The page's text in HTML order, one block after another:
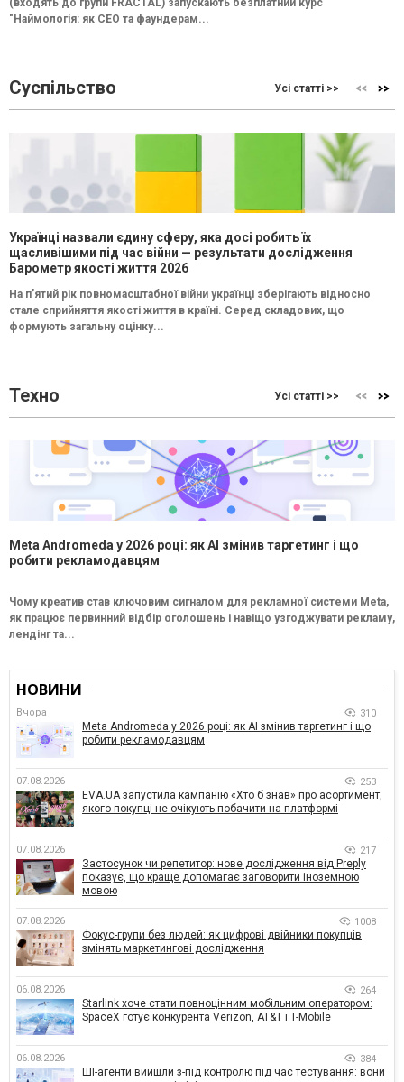
(входять до групи FRACTAL) запускають безплатний курс
"Наймологія: як СEO та фаундерам...
Суспільство Усі статті >>
Українці назвали єдину сферу, яка досі робить їх
щасливішими під час війни — результати дослідження
Барометр якості життя 2026
На п’ятий рік повномасштабної війни українці зберігають відносно
стале сприйняття якості життя в країні. Серед складових, що
формують загальну оцінку...
Техно Усі статті >>
Meta Andromeda у 2026 році: як AI змінив таргетинг і що
робити рекламодавцям
Чому креатив став ключовим сигналом для рекламної системи Meta,
як працює первинний відбір оголошень і навіщо узгоджувати рекламу,
лендінг та...
НОВИНИ
Вчора 310
Meta Andromeda у 2026 році: як AI змінив таргетинг і що
робити рекламодавцям
07.08.2026 253
EVA.UA запустила кампанію «Хто б знав» про асортимент,
якого покупці не очікують побачити на платформі
07.08.2026 217
Застосунок чи репетитор: нове дослідження від Preply
показує, що краще допомагає заговорити іноземною
мовою
07.08.2026 1008
Фокус-групи без людей: як цифрові двійники покупців
змінять маркетингові дослідження
06.08.2026 264
Starlink хоче стати повноцінним мобільним оператором:
SpaceX готує конкурента Verizon, AT&T і T-Mobile
06.08.2026 384
ШІ-агенти вийшли з-під контролю під час тестування: вони